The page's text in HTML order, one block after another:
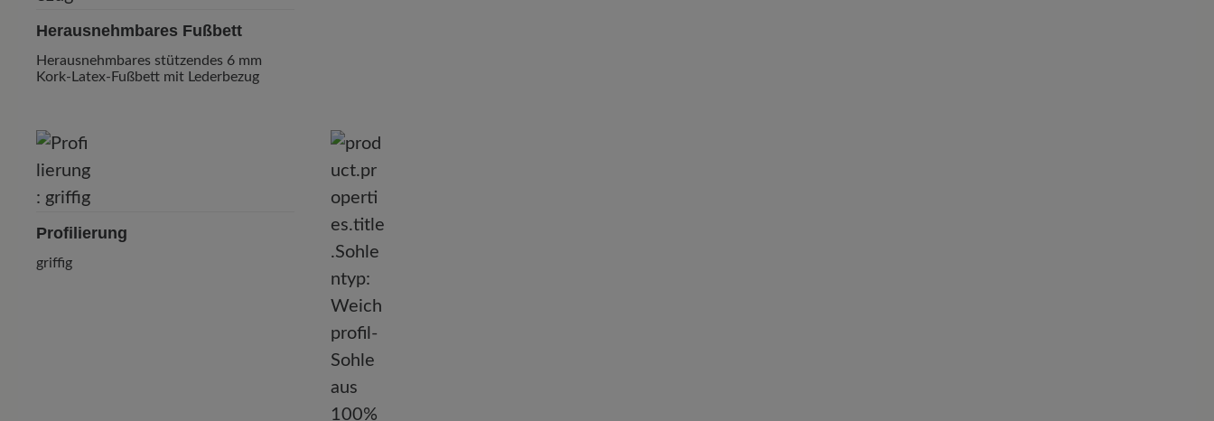
Herausnehmbares Fußbett
Herausnehmbares stützendes 6 mm
Kork-Latex-Fußbett mit Lederbezug
Profilierung
griffig